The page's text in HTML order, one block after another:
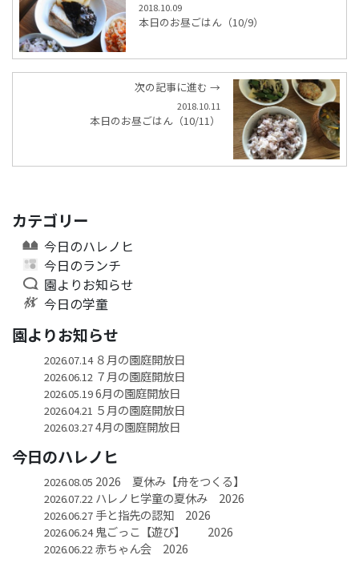
2018.10.09
本日のお昼ごはん（10/9）
次の記事に進む →
2018.10.11
本日のお昼ごはん（10/11）
カテゴリー
今日のハレノヒ
今日のランチ
園よりお知らせ
今日の学童
園よりお知らせ
2026.07.14８月の園庭開放日
2026.06.12 ７月の園庭開放日
2026.05.196月の園庭開放日
2026.04.21 ５月の園庭開放日
2026.03.274月の園庭開放日
今日のハレノヒ
2026.08.05 2026 夏休み【舟をつくる】
2026.07.22 ハレノヒ学童の夏休み 2026
2026.06.27手と指先の認知 2026
2026.06.24鬼ごっこ【遊び】 2026
2026.06.22赤ちゃん会 2026